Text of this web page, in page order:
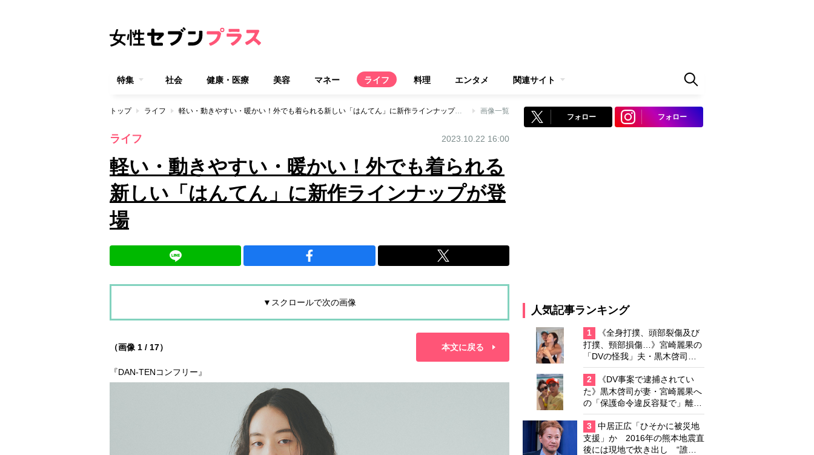
特集 社会 健康・医療 美容 マネー ライフ 料理 エンタメ 関連サイト
トップ ライフ 軽い・動きやすい・暖かい！外でも着られる新しい「はんてん」に新作ラインナップが登場 画像一覧
ライフ 2023.10.22 16:00
軽い・動きやすい・暖かい！外でも着られる
新しい「はんてん」に新作ラインナップが登
場
▼スクロールで次の画像
（画像 1 / 17） 本文に戻る
『DAN‐TENコンフリー』
フォロー フォロー
人気記事ランキング
1
《全身打撲、頭部裂傷及び
打撲、頸部損傷…》宮崎麗果の
「DVの怪我」夫・黒木啓司の
逮捕で始まる「夫婦の闘争」
2
《DV事案で逮捕されてい
た》黒木啓司が妻・宮崎麗果へ
の「保護命令違反容疑で」離婚
協議は「第二ステージ」へ
3
中居正広「ひそかに被災地
支援」か 2016年の熊本地震直
後には現地で炊き出し “誰に